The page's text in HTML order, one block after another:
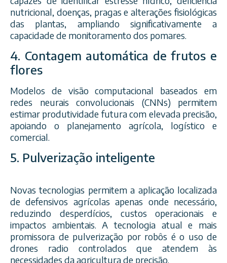
nutricional, doenças, pragas e alterações fisiológicas
das plantas, ampliando significativamente a
capacidade de monitoramento dos pomares.
4. Contagem automática de frutos e
flores
Modelos de visão computacional baseados em
redes neurais convolucionais (CNNs) permitem
estimar produtividade futura com elevada precisão,
apoiando o planejamento agrícola, logístico e
comercial.
5. Pulverização inteligente
Novas tecnologias permitem a aplicação localizada
de defensivos agrícolas apenas onde necessário,
reduzindo desperdícios, custos operacionais e
impactos ambientais. A tecnologia atual e mais
promissora de pulverização por robôs é o uso de
drones radio controlados que atendem às
necessidades da agricultura de precisão.